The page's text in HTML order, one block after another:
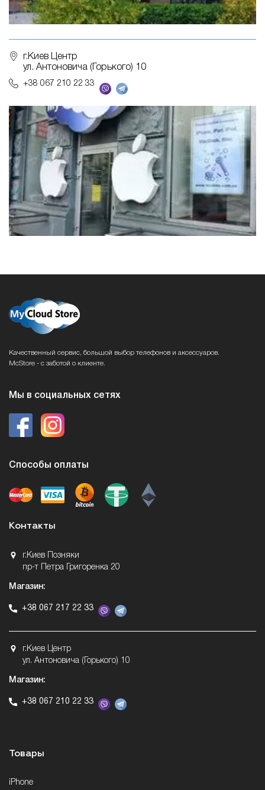
г.Киев Центр
ул. Антоновича (Горького) 10
+38 067 210 22 33
Качественный сервис, большой выбор телефонов и аксессуаров.
McStore - с заботой о клиенте.
Мы в социальных сетях
Способы оплаты
Контакты
г.Киев Позняки
пр-т Петра Григоренка 20
Магазин:
+38 067 217 22 33
г.Киев Центр
ул. Антоновича (Горького) 10
Магазин:
+38 067 210 22 33
Товары
iPhone